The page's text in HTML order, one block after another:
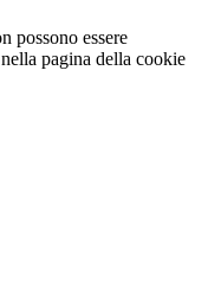
possono essere
pagina della cookie